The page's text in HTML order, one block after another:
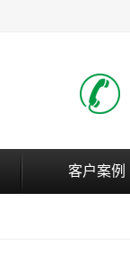
客户案例